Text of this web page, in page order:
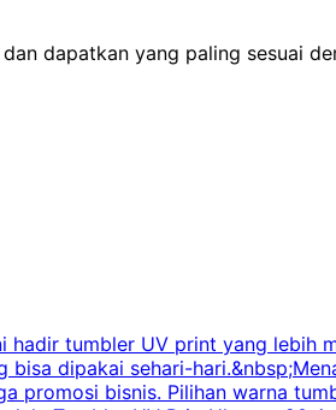
dapatkan yang paling sesuai
tumbler UV print yang lebih
dipakai sehari-
promosi bisnis. Pilihan warna